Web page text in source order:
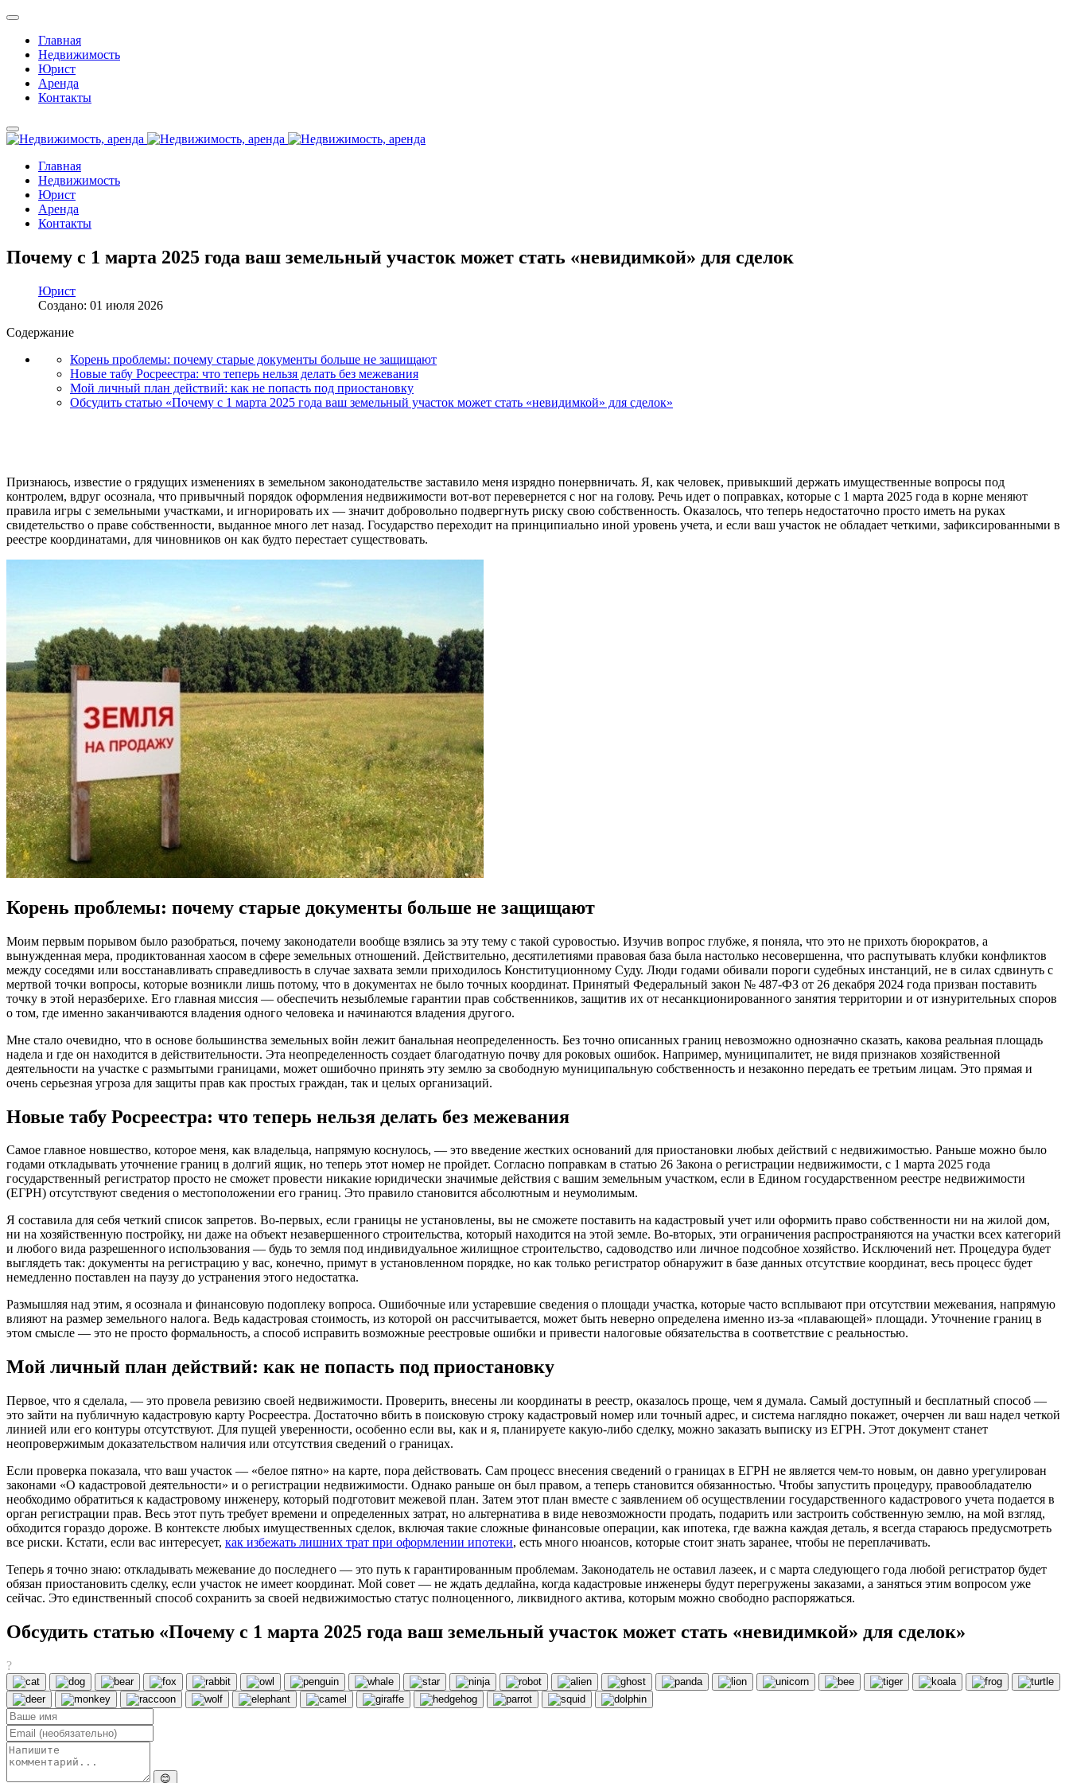
Главная
Недвижимость
Юрист
Аренда
Контакты
Главная
Недвижимость
Юрист
Аренда
Контакты
Почему с 1 марта 2025 года ваш земельный участок может стать «невидимкой» для сделок
Юрист
Создано: 01 июля 2026
Содержание
Корень проблемы: почему старые документы больше не защищают
Новые табу Росреестра: что теперь нельзя делать без межевания
Мой личный план действий: как не попасть под приостановку
Обсудить статью «Почему с 1 марта 2025 года ваш земельный участок может стать «невидимкой» для сделок»
Признаюсь, известие о грядущих изменениях в земельном законодательстве заставило меня изрядно понервничать. Я, как человек, привыкший держать имущественные вопросы под
контролем, вдруг осознала, что привычный порядок оформления недвижимости вот-вот перевернется с ног на голову. Речь идет о поправках, которые с 1 марта 2025 года в корне меняют
правила игры с земельными участками, и игнорировать их — значит добровольно подвергнуть риску свою собственность. Оказалось, что теперь недостаточно просто иметь на руках
свидетельство о праве собственности, выданное много лет назад. Государство переходит на принципиально иной уровень учета, и если ваш участок не обладает четкими, зафиксированными в
реестре координатами, для чиновников он как будто перестает существовать.
Корень проблемы: почему старые документы больше не защищают
Моим первым порывом было разобраться, почему законодатели вообще взялись за эту тему с такой суровостью. Изучив вопрос глубже, я поняла, что это не прихоть бюрократов, а
вынужденная мера, продиктованная хаосом в сфере земельных отношений. Действительно, десятилетиями правовая база была настолько несовершенна, что распутывать клубки конфликтов
между соседями или восстанавливать справедливость в случае захвата земли приходилось Конституционному Суду. Люди годами обивали пороги судебных инстанций, не в силах сдвинуть с
мертвой точки вопросы, которые возникли лишь потому, что в документах не было точных координат. Принятый Федеральный закон № 487-ФЗ от 26 декабря 2024 года призван поставить
точку в этой неразберихе. Его главная миссия — обеспечить незыблемые гарантии прав собственников, защитив их от несанкционированного занятия территории и от изнурительных споров
о том, где именно заканчиваются владения одного человека и начинаются владения другого.
Мне стало очевидно, что в основе большинства земельных войн лежит банальная неопределенность. Без точно описанных границ невозможно однозначно сказать, какова реальная площадь
надела и где он находится в действительности. Эта неопределенность создает благодатную почву для роковых ошибок. Например, муниципалитет, не видя признаков хозяйственной
деятельности на участке с размытыми границами, может ошибочно принять эту землю за свободную муниципальную собственность и незаконно передать ее третьим лицам. Это прямая и
очень серьезная угроза для защиты прав как простых граждан, так и целых организаций.
Новые табу Росреестра: что теперь нельзя делать без межевания
Самое главное новшество, которое меня, как владельца, напрямую коснулось, — это введение жестких оснований для приостановки любых действий с недвижимостью. Раньше можно было
годами откладывать уточнение границ в долгий ящик, но теперь этот номер не пройдет. Согласно поправкам в статью 26 Закона о регистрации недвижимости, с 1 марта 2025 года
государственный регистратор просто не сможет провести никакие юридически значимые действия с вашим земельным участком, если в Едином государственном реестре недвижимости
(ЕГРН) отсутствуют сведения о местоположении его границ. Это правило становится абсолютным и неумолимым.
Я составила для себя четкий список запретов. Во-первых, если границы не установлены, вы не сможете поставить на кадастровый учет или оформить право собственности ни на жилой дом,
ни на хозяйственную постройку, ни даже на объект незавершенного строительства, который находится на этой земле. Во-вторых, эти ограничения распространяются на участки всех категорий
и любого вида разрешенного использования — будь то земля под индивидуальное жилищное строительство, садоводство или личное подсобное хозяйство. Исключений нет. Процедура будет
выглядеть так: документы на регистрацию у вас, конечно, примут в установленном порядке, но как только регистратор обнаружит в базе данных отсутствие координат, весь процесс будет
немедленно поставлен на паузу до устранения этого недостатка.
Размышляя над этим, я осознала и финансовую подоплеку вопроса. Ошибочные или устаревшие сведения о площади участка, которые часто всплывают при отсутствии межевания, напрямую
влияют на размер земельного налога. Ведь кадастровая стоимость, из которой он рассчитывается, может быть неверно определена именно из-за «плавающей» площади. Уточнение границ в
этом смысле — это не просто формальность, а способ исправить возможные реестровые ошибки и привести налоговые обязательства в соответствие с реальностью.
Мой личный план действий: как не попасть под приостановку
Первое, что я сделала, — это провела ревизию своей недвижимости. Проверить, внесены ли координаты в реестр, оказалось проще, чем я думала. Самый доступный и бесплатный способ —
это зайти на публичную кадастровую карту Росреестра. Достаточно вбить в поисковую строку кадастровый номер или точный адрес, и система наглядно покажет, очерчен ли ваш надел четкой
линией или его контуры отсутствуют. Для пущей уверенности, особенно если вы, как и я, планируете какую-либо сделку, можно заказать выписку из ЕГРН. Этот документ станет
неопровержимым доказательством наличия или отсутствия сведений о границах.
Если проверка показала, что ваш участок — «белое пятно» на карте, пора действовать. Сам процесс внесения сведений о границах в ЕГРН не является чем-то новым, он давно урегулирован
законами «О кадастровой деятельности» и о регистрации недвижимости. Однако раньше он был правом, а теперь становится обязанностью. Чтобы запустить процедуру, правообладателю
необходимо обратиться к кадастровому инженеру, который подготовит межевой план. Затем этот план вместе с заявлением об осуществлении государственного кадастрового учета подается в
орган регистрации прав. Весь этот путь требует времени и определенных затрат, но альтернатива в виде невозможности продать, подарить или застроить собственную землю, на мой взгляд,
обходится гораздо дороже. В контексте любых имущественных сделок, включая такие сложные финансовые операции, как ипотека, где важна каждая деталь, я всегда стараюсь предусмотреть
все риски. Кстати, если вас интересует, как избежать лишних трат при оформлении ипотеки, есть много нюансов, которые стоит знать заранее, чтобы не переплачивать.
Теперь я точно знаю: откладывать межевание до последнего — это путь к гарантированным проблемам. Законодатель не оставил лазеек, и с марта следующего года любой регистратор будет
обязан приостановить сделку, если участок не имеет координат. Мой совет — не ждать дедлайна, когда кадастровые инженеры будут перегружены заказами, а заняться этим вопросом уже
сейчас. Это единственный способ сохранить за своей недвижимостью статус полноценного, ликвидного актива, которым можно свободно распоряжаться.
Обсудить статью «Почему с 1 марта 2025 года ваш земельный участок может стать «невидимкой» для сделок»
?
😊